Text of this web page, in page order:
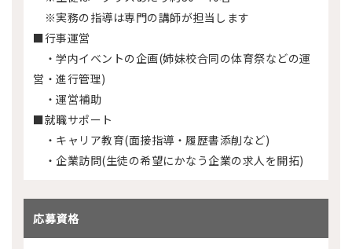
※実務の指導は専門の講師が担当します
■行事運営
・学内イベントの企画(姉妹校合同の体育祭などの運
営・進行管理)
・運営補助
■就職サポート
・キャリア教育(面接指導・履歴書添削など)
・企業訪問(生徒の希望にかなう企業の求人を開拓)
応募資格